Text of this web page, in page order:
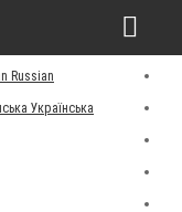
Russian
Українська